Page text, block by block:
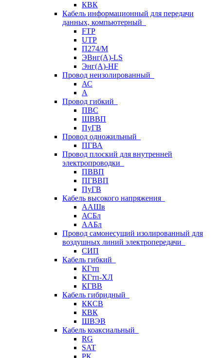
КВК
Кабель информационный для передачи
данных, компьютерный
FTP
UTP
П274/М
ЭВнг(А)-LS
Энг(А)-HF
Провод неизолированный
АС
А
Провод гибкий
ПВС
ШВВП
ПуГВ
Провод одножильный
ПГВА
Провод плоский для внутренней
электропроводки
ПВВП
ПГВВП
ПуГВ
Кабель высокого напряжения
ААШв
АСБл
ААБл
Провод самонесущий изолированный для
воздушных линий электропередачи
СИП
Кабель гибкий
КГтп
КГтп-ХЛ
КГВВ
Кабель гибридный
ККСВ
КВК
ШВЭВ
Кабель коаксиальный
RG
SAT
РК